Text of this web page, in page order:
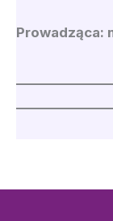
Prowadząca: